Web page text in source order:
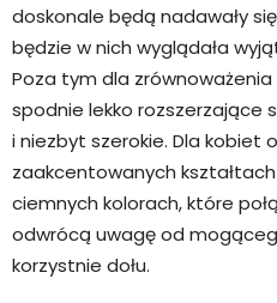
doskonale będą nadawały
będzie w nich wyglądała
Poza tym dla
spodnie lekko rozszerzające
i niezbyt szerokie. Dla kobiet
zaakcentowanych
ciemnych kolorach, które
odwrócą uwagę od
korzystnie dołu.